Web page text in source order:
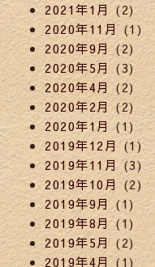
2021年1月 (2)
2020年11月(1)
2020年9月(2)
2020年5月(3)
2020年4月 (2)
2020年2月 (2)
2020年1月 (1)
2019年12月(1)
2019年11月 (3)
2019年10月(2)
2019年9月(1)
2019年8月(1)
2019年5月(2)
2019年4月(1)